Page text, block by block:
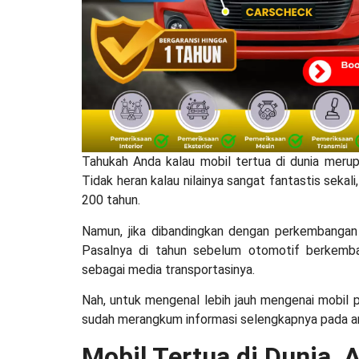
Tahukah Anda kalau mobil tertua di dunia
Tidak heran kalau nilainya sangat fantastis
200 tahun.
Namun, jika dibandingkan dengan
Pasalnya di tahun sebelum otomotif
sebagai media transportasinya.
Nah, untuk mengenal lebih jauh mengenaimobil
sudah merangkum informasi selengkapnya pada